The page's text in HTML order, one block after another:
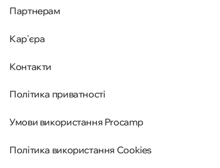
Партнерам
Карʼєра
Контакти
Політика приватності
Умови використання Procamp
Політика використання Cookies